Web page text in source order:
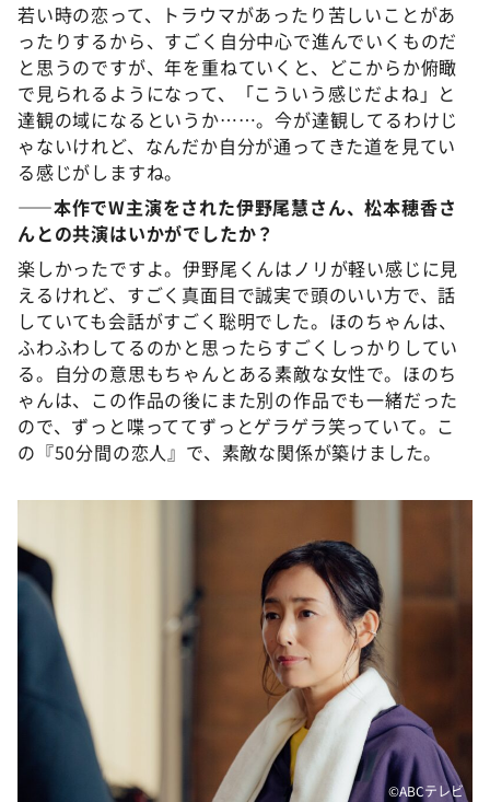
若い時の恋って、トラウマがあったり苦しいことがあ
ったりするから、すごく自分中心で進んでいくものだ
と思うのですが、年を重ねていくと、どこからか俯瞰
で見られるようになって、「こういう感じだよね」と
達観の域になるというか……。今が達観してるわけじ
ゃないけれど、なんだか自分が通ってきた道を見てい
る感じがしますね。
――本作でW主演をされた伊野尾慧さん、松本穂香さ
んとの共演はいかがでしたか？
楽しかったですよ。伊野尾くんはノリが軽い感じに見
えるけれど、すごく真面目で誠実で頭のいい方で、話
していても会話がすごく聡明でした。ほのちゃんは、
ふわふわしてるのかと思ったらすごくしっかりしてい
る。自分の意思もちゃんとある素敵な女性で。ほのち
ゃんは、この作品の後にまた別の作品でも一緒だった
ので、ずっと喋っててずっとゲラゲラ笑っていて。こ
の『50分間の恋人』で、素敵な関係が築けました。
©ABCテレビ